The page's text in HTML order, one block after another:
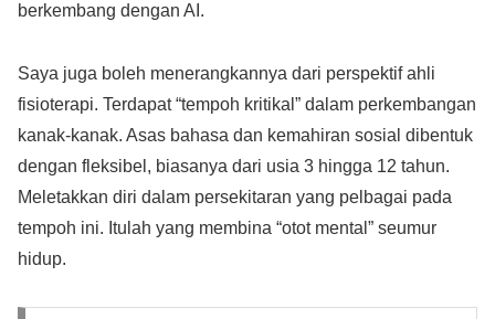
berkembang dengan AI.
Saya juga boleh menerangkannya dari perspektif ahli
fisioterapi. Terdapat “tempoh kritikal” dalam perkembangan
kanak-kanak. Asas bahasa dan kemahiran sosial dibentuk
dengan fleksibel, biasanya dari usia 3 hingga 12 tahun.
Meletakkan diri dalam persekitaran yang pelbagai pada
tempoh ini. Itulah yang membina “otot mental” seumur
hidup.